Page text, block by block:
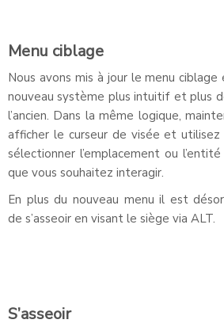
Menu ciblage
Nous avons mis à jour le menu ciblage
nouveau système plus intuitif et plus
l’ancien. Dans la même logique,
afficher le curseur de visée et utilisez
sélectionner l’emplacement ou
que vous souhaitez interagir.
En plus du nouveau menu il est
de s’asseoir en visant le siège via ALT.
S’asseoir